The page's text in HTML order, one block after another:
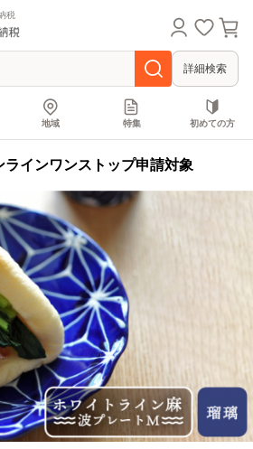
税
詳細検索
地域 特集 初めての方
ラインワンストップ申請対象